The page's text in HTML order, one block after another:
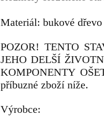
Materiál: bukové
POZOR! TENTO
JEHO DELŠÍ
KOMPONENTY
příbuzné zboží níže.
Výrobce: